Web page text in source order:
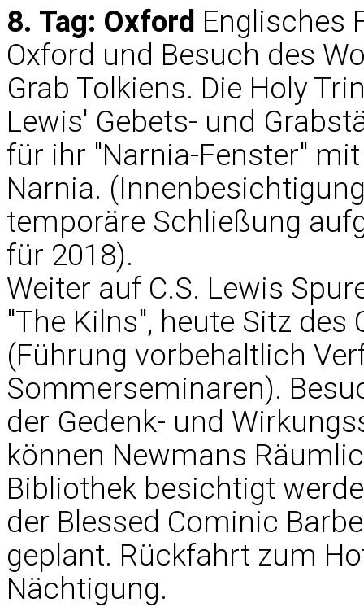
8. Tag: Oxford Englisches
Oxford und Besuch des
Grab Tolkiens. Die Holy
Lewis' Gebets- und
für ihr "Narnia-Fenster"
Narnia.
temporäre Schließung
für 2018).
Weiter auf C.S. Lewis
"The Kilns", heute Sitz des
(Führung vorbehaltlich
Sommerseminaren).
der Gedenk- und
können Newmans
Bibliothek besichtigt
der Blessed Cominic
geplant. Rückfahrt zum
Nächtigung.